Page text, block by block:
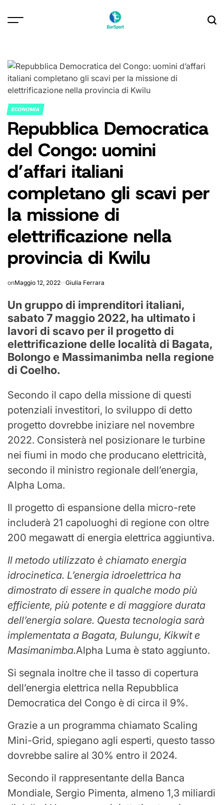
POSTED
IN
ECONOMIA
Repubblica Democratica
del Congo: uomini
d’affari italiani
completano gli scavi per
la missione di
elettrificazione nella
provincia di Kwilu
onMaggio 12, 2022 Giulia Ferrara
Un gruppo di imprenditori italiani,
sabato 7 maggio 2022, ha ultimato i
lavori di scavo per il progetto di
elettrificazione delle località di Bagata,
Bolongo e Massimanimba nella regione
di Coelho.
Secondo il capo della missione di questi
potenziali investitori, lo sviluppo di detto
progetto dovrebbe iniziare nel novembre
2022. Consisterà nel posizionare le turbine
nei fiumi in modo che producano elettricità,
secondo il ministro regionale dell’energia,
Alpha Loma.
Il progetto di espansione della micro-rete
includerà 21 capoluoghi di regione con oltre
200 megawatt di energia elettrica aggiuntiva.
Il metodo utilizzato è chiamato energia
idrocinetica. L’energia idroelettrica ha
dimostrato di essere in qualche modo più
efficiente, più potente e di maggiore durata
dell’energia solare. Questa tecnologia sarà
implementata a Bagata, Bulungu, Kikwit e
Masimanimba.Alpha Luma è stato aggiunto.
Si segnala inoltre che il tasso di copertura
dell’energia elettrica nella Repubblica
Democratica del Congo è di circa il 9%.
Grazie a un programma chiamato Scaling
Mini-Grid, spiegano agli esperti, questo tasso
dovrebbe salire al 30% entro il 2024.
Secondo il rappresentante della Banca
Mondiale, Sergio Pimenta, almeno 1,3 miliardi